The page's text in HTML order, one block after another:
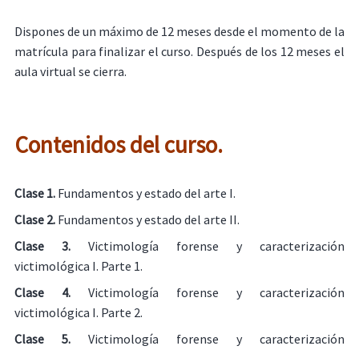
Dispones de un máximo de 12 meses desde el momento de la
matrícula para finalizar el curso. Después de los 12 meses el
aula virtual se cierra.
Contenidos del curso.
Clase 1. Fundamentos y estado del arte I.
Clase 2. Fundamentos y estado del arte II.
Clase 3. Victimología forense y caracterización
victimológica I. Parte 1.
Clase 4.Victimología forense y caracterización
victimológica I. Parte 2.
Clase 5.Victimología forense y caracterización